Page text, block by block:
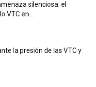
silenciosa: el
VTC en...
la presión de las VTC y